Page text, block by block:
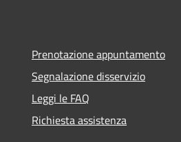
Prenotazione appuntamento
Segnalazione disservizio
Leggi le FAQ
Richiesta assistenza